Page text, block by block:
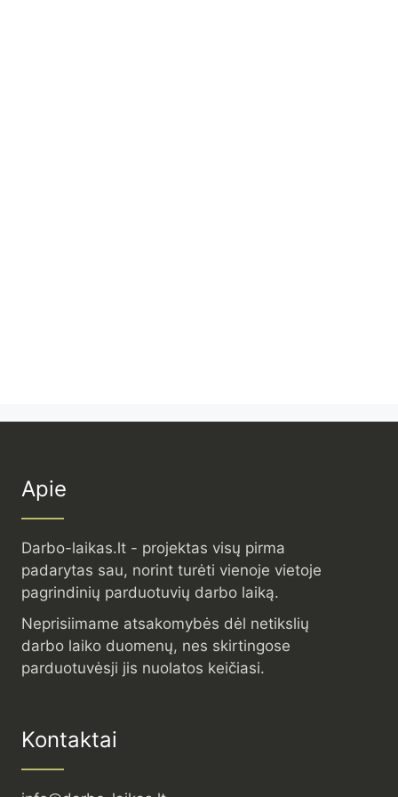
Apie
Darbo-laikas.lt - projektas visų pirma
padarytas sau, norint turėti vienoje vietoje
pagrindinių parduotuvių darbo laiką.
Neprisiimame atsakomybės dėl netikslių
darbo laiko duomenų, nes skirtingose
parduotuvėsji jis nuolatos keičiasi.
Kontaktai